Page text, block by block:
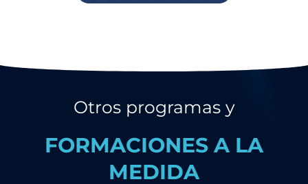
Otros programas y
FORMACIONES A LA
MEDIDA